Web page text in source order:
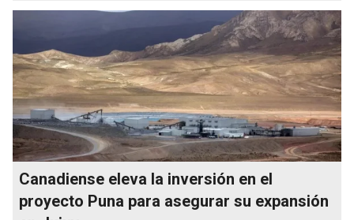
Canadiense eleva la inversión en el
proyecto Puna para asegurar su expansión